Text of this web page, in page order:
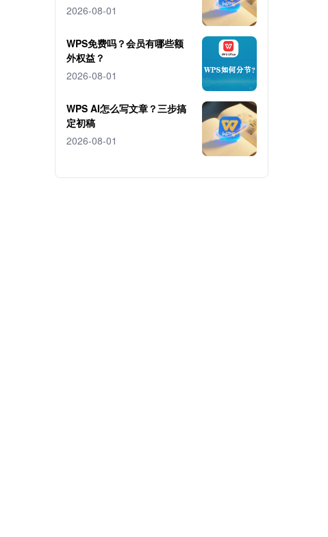
2026-08-01
WPS免费吗？会员有哪些额
外权益？
2026-08-01
WPS AI怎么写文章？三步搞
定初稿
2026-08-01